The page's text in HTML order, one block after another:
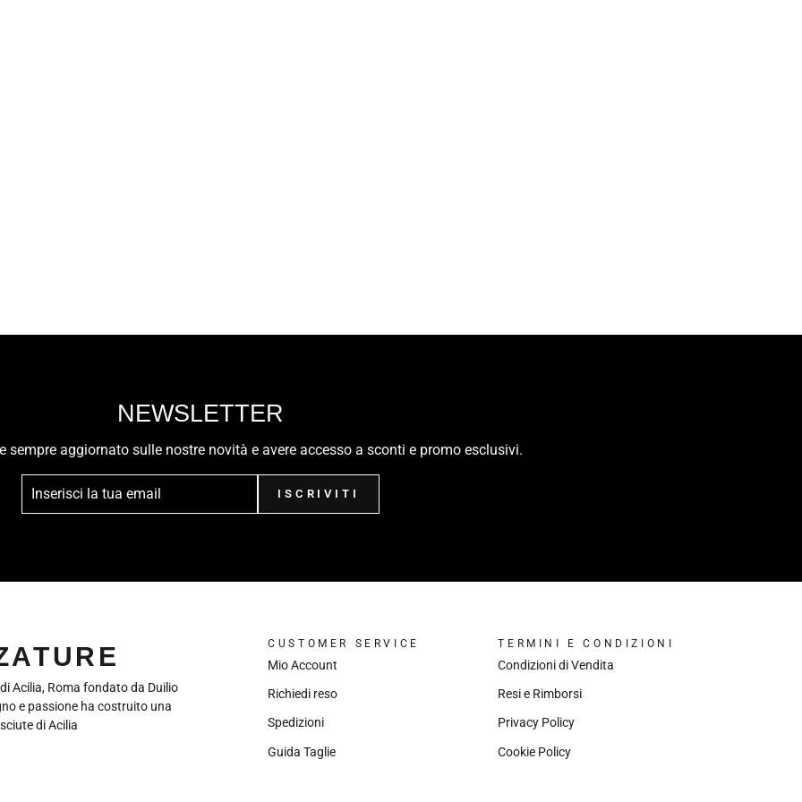
NEWSLETTER
sempre aggiornato sulle nostre novità e avere accesso a sconti e promo esclusivi.
ISCRIVITI
Acilia, Roma fondato da Duilio
e passione ha costruito una
di Acilia
CUSTOMER SERVICE
Mio Account
Richiedi reso
Spedizioni
Guida Taglie
TERMINI E CONDIZIONI
Condizioni di Vendita
Resi e Rimborsi
Privacy Policy
Cookie Policy